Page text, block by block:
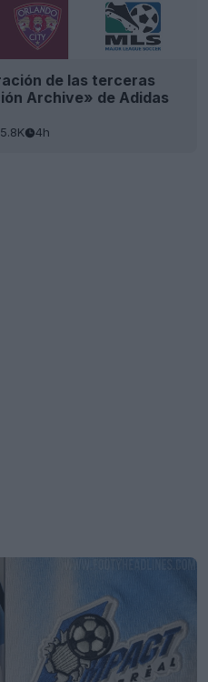
de las terceras
Archive» de Adidas
4h